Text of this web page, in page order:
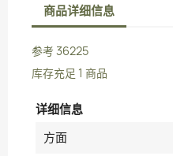
商品详细信息
参考36225
库存充足 1 商品
详细信息
方面